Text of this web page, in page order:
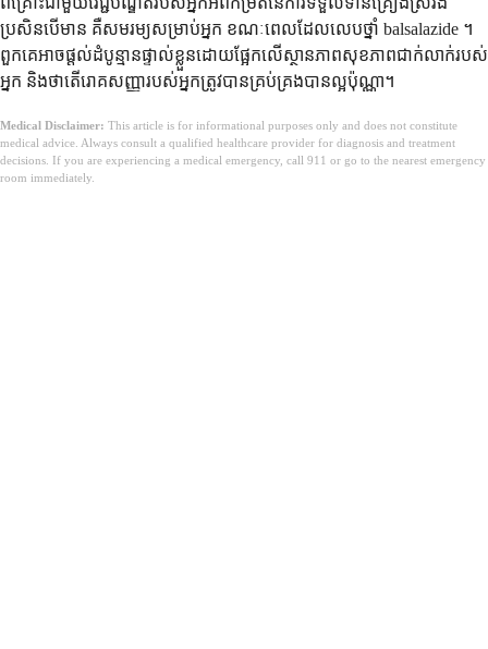
ប្រសិនបើមាន គឺសមរម្យសម្រាប់អ្នក ខណៈពេលដែលលេបថ្នាំ balsalazide ។
ពួកគេអាចផ្តល់ដំបូន្មានផ្ទាល់ខ្លួនដោយផ្អែកលើស្ថានភាពសុខភាពជាក់លាក់របស់
អ្នក និងថាតើរោគសញ្ញារបស់អ្នកត្រូវបានគ្រប់គ្រងបានល្អប៉ុណ្ណា។
Medical Disclaimer: This article is for informational purposes only and does not constitute
medical advice. Always consult a qualified healthcare provider for diagnosis and treatment
decisions. If you are experiencing a medical emergency, call 911 or go to the nearest emergency
room immediately.